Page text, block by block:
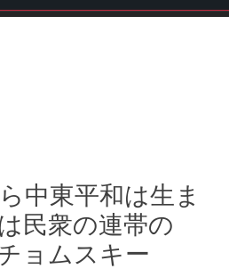
中東平和は生ま
民衆の連帯の
ョムスキー